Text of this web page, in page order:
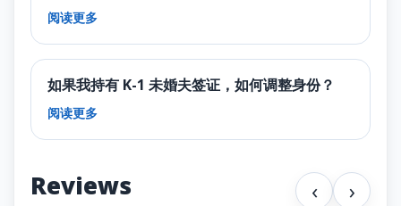
阅读更多
如果我持有 K-1 未婚夫签证，如何调整身份？
阅读更多
Reviews ‹ ›